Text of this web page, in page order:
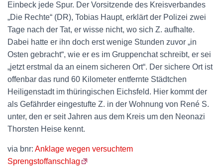
Einbeck jede Spur. Der Vorsitzende des Kreisverbandes
„Die Rechte“ (DR), Tobias Haupt, erklärt der Polizei zwei
Tage nach der Tat, er wisse nicht, wo sich Z. aufhalte.
Dabei hatte er ihn doch erst wenige Stunden zuvor „in
Osten gebracht“, wie er es im Gruppenchat schreibt, er sei
„jetzt erstmal da an einem sicheren Ort“. Der sichere Ort ist
offenbar das rund 60 Kilometer entfernte Städtchen
Heiligenstadt im thüringischen Eichsfeld. Hier kommt der
als Gefährder eingestufte Z. in der Wohnung von René S.
unter, den er seit Jahren aus dem Kreis um den Neonazi
Thorsten Heise kennt.
via bnr: Anklage wegen versuchtem
Sprengstoffanschlag